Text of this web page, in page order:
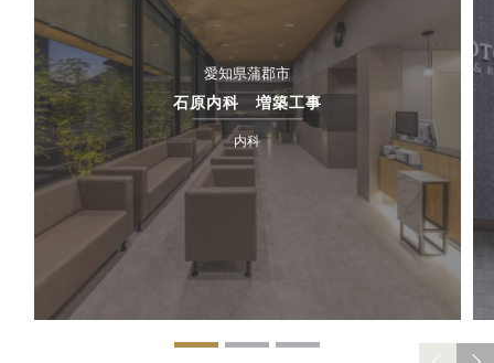
愛知県蒲郡市
石原内科 増築工事
内科